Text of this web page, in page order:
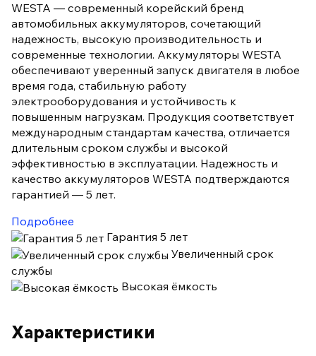
WESTA — современный корейский бренд
автомобильных аккумуляторов, сочетающий
надежность, высокую производительность и
современные технологии. Аккумуляторы WESTA
обеспечивают уверенный запуск двигателя в любое
время года, стабильную работу
электрооборудования и устойчивость к
повышенным нагрузкам. Продукция соответствует
международным стандартам качества, отличается
длительным сроком службы и высокой
эффективностью в эксплуатации. Надежность и
качество аккумуляторов WESTA подтверждаются
гарантией — 5 лет.
Подробнее
Гарантия 5 лет
Увеличенный срок
службы
Высокая ёмкость
Характеристики